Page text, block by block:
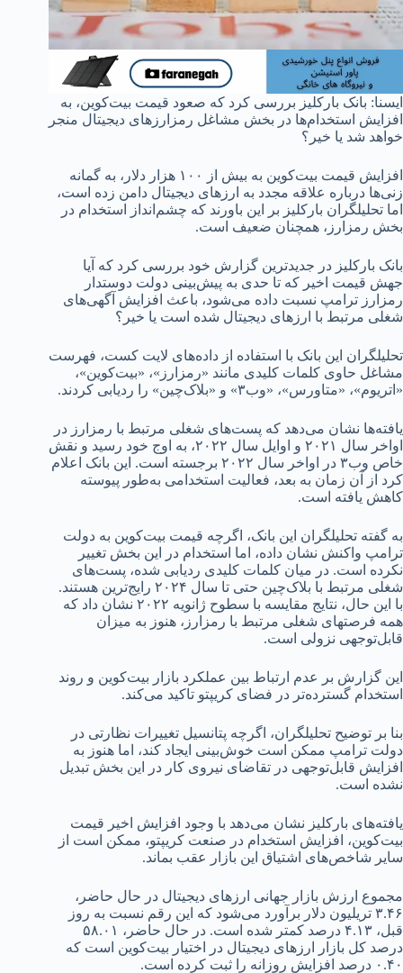
ایسنا: بانک بارکلیز بررسی کرد که صعود قیمت بیت‌کوین، به
افزایش استخدام‌ها در بخش مشاغل رمزارزهای دیجیتال منجر
خواهد شد یا خیر؟
افزایش قیمت بیت‌کوین به بیش از ۱۰۰ هزار دلار، به گمانه
زنی‌ها درباره علاقه مجدد به ارزهای دیجیتال دامن زده است،
اما تحلیلگران بارکلیز بر این باورند که چشم‌انداز استخدام در
بخش رمزارز، همچنان ضعیف است.
بانک بارکلیز در جدیدترین گزارش خود بررسی کرد که آیا
جهش قیمت اخیر که تا حدی به پیش‌بینی دولت دوستدار
رمزارز ترامپ نسبت داده می‌شود، باعث افزایش آگهی‌های
شغلی مرتبط با ارزهای دیجیتال شده است یا خیر؟
تحلیلگران این بانک با استفاده از داده‌های لایت کست، فهرست‌
مشاغل حاوی کلمات کلیدی مانند «رمزارز»، «بیت‌کوین»،
«اتریوم»، «متاورس»، «وب۳» و «بلاک‌چین» را ردیابی کردند.
یافته‌ها نشان می‌دهد که پست‌های شغلی مرتبط با رمزارز در
اواخر سال ۲۰۲۱ و اوایل سال ۲۰۲۲، به اوج خود رسید و نقش‌
خاص وب۳ در اواخر سال ۲۰۲۲ برجسته است. این بانک اعلام
کرد از آن زمان به بعد، فعالیت استخدامی به‌طور پیوسته
کاهش یافته است.
به گفته تحلیلگران این بانک، اگرچه قیمت بیت‌کوین به دولت
ترامپ واکنش نشان داده، اما استخدام در این بخش تغییر
نکرده است. در میان کلمات کلیدی ردیابی شده، پست‌های
شغلی مرتبط با بلاک‌چین حتی تا سال ۲۰۲۴ رایج‌ترین هستند.
با این حال، نتایج مقایسه با سطوح ژانویه ۲۰۲۲ نشان داد که
همه فرصتهای شغلی مرتبط با رمزارز، هنوز به میزان
قابل‌توجهی نزولی است.
این گزارش بر عدم ارتباط بین عملکرد بازار بیت‌کوین و روند
استخدام گسترده‌تر در فضای کریپتو تاکید می‌کند.
بنا بر توضیح تحلیلگران، اگرچه پتانسیل تغییرات نظارتی در
دولت ترامپ ممکن است خوش‌بینی ایجاد کند، اما هنوز به
افزایش قابل‌توجهی در تقاضای نیروی کار در این بخش تبدیل
نشده است.
یافته‌های بارکلیز نشان می‌دهد با وجود افزایش اخیر قیمت
بیت‌کوین، افزایش استخدام در صنعت کریپتو، ممکن است از
سایر شاخص‌های اشتیاق این بازار عقب بماند.
مجموع ارزش بازار جهانی ارزهای دیجیتال در حال حاضر،
۳.۴۶ تریلیون دلار برآورد می‌شود که این رقم نسبت به روز
قبل، ۴.۱۳ درصد کمتر شده است. در حال حاضر، ۵۸.۰۱
درصد کل بازار ارزهای دیجیتال در اختیار بیت‌کوین است که
۰.۴۰ درصد افزایش روزانه را ثبت کرده است.